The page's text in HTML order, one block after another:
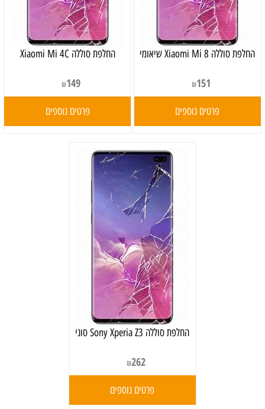
‏החלפת סוללה Xiaomi Mi 8 שיאומי
₪151
פרטים נוספים
החלפת סוללה Xiaomi Mi 4C
₪149
פרטים נוספים
‏החלפת סוללה Sony Xperia Z3 סוני
₪262
פרטים נוספים